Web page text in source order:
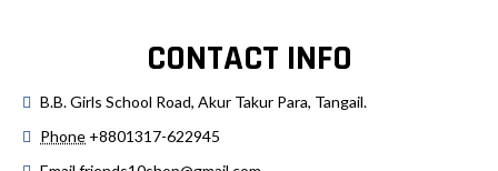
CONTACT INFO
B.B. Girls School Road, Akur Takur Para, Tangail.
Phone +8801317-622945